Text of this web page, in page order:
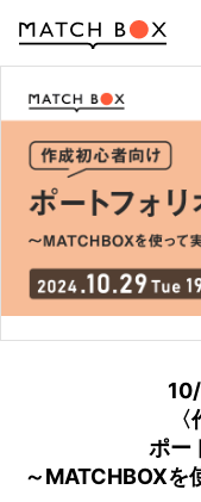
ログイン
アカウント登録
ポー
～MATCHBOXを